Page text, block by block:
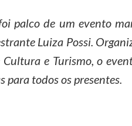
palco de um evento
Luiza Possi.
e Turismo, o
para todos os presentes.